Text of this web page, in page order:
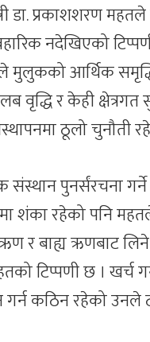
डा. प्रकाशशरण
नदेखिएको
आर्थिक
वृद्धि र केही
ठूलो
संस्थान पुनर्संरचना
शंका रहेको पनि
र बाह्य ऋणबाट
टिप्पणी छ । खर्च
गर्न कठिन रहेको उनले